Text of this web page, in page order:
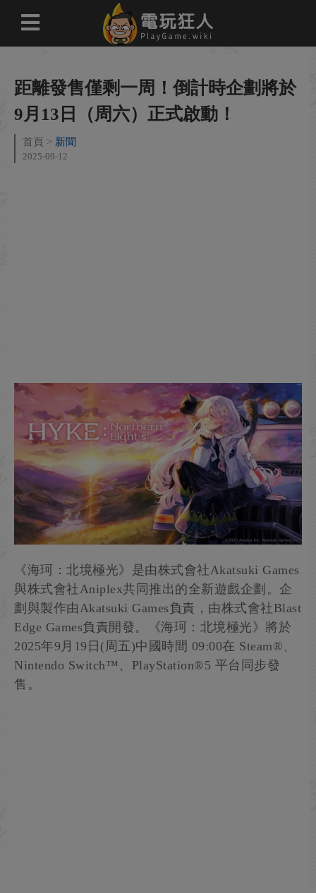
距離發售僅剩一周！倒計時企劃將於
9月13日（周六）正式啟動！
首頁 新聞
2025-09-12
《海珂：北境極光》是由株式會社Akatsuki Games
與株式會社Aniplex共同推出的全新遊戲企劃。企
劃與製作由Akatsuki Games負責，由株式會社Blast
Edge Games負責開發。《海珂：北境極光》將於
2025年9月19日(周五)中國時間 09:00在 Steam®、
Nintendo Switch™、PlayStation®5 平台同步發
售。